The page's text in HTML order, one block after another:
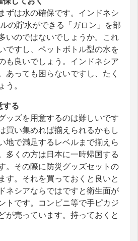
ずは水の確保です。インドネシ
の貯水ができる「ガロン」を部
いのではないでしょうか。これ
ですし、ペットボトル型の水を
も良いでしょう。インドネシア
あっても困らないですし、たく
う。
る
ッズを用意するのは難しいです
買い集めれば揃えられるかもし
地で満足するレベルまで揃えら
多くの方は日本に一時帰国する
。その際に防災グッズセットの
す。それを買っておくと良いと
ネシアならではですと衛生面が
トです。コンビニ等で手ピカジ
が売っています。持っておくと